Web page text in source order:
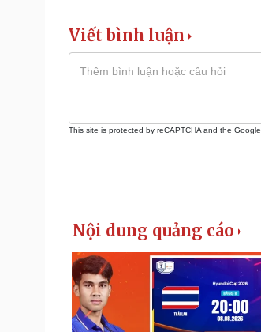
Viết bình luận
This site is protected by reCAPTCHA and the Google